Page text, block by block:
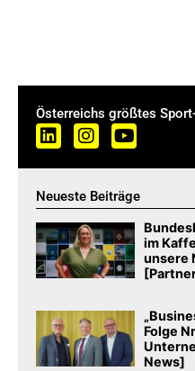
Österreichs größtes
Neueste Beiträge
im
unsere
Folge
News]